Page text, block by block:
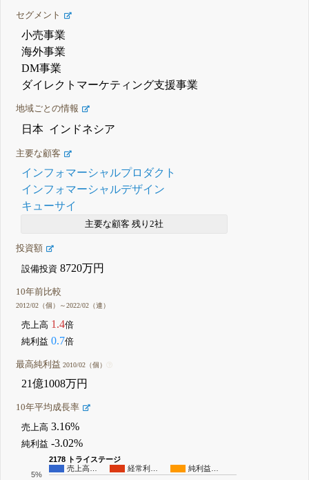
セグメント
小売事業
海外事業
DM事業
ダイレクトマーケティング支援事業
地域ごとの情報
日本 インドネシア
主要な顧客
インフォマーシャルプロダクト
インフォマーシャルデザイン
キューサイ
主要な顧客 残り2社
投資額
設備投資 8720万円
10年前比較
2012/02（個）～2022/02（連）
売上高 1.4倍
純利益 0.7倍
最高純利益2010/02（個）
21億1008万円
10年平均成長率
売上高 3.16%
純利益 -3.02%
2178 トライステージ
売上高…
経常利… 純利益…
5%